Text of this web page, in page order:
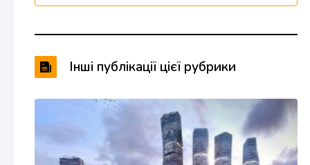
Інші публікації цієї рубрики